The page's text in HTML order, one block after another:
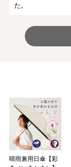
た。
晴雨兼用日傘【彩